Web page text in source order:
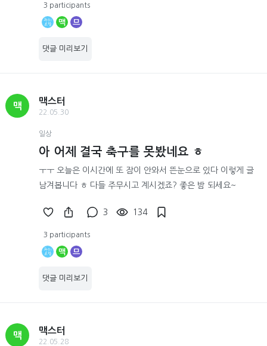
3 participants
맥 므
댓글 미리보기
맥
맥스터
22.05.30
일상
아 어제 결국 축구를 못봤네요 ㅎ
ㅜㅜ 오늘은 이시간에 또 잠이 안와서 뜬눈으로 있다 이렇게 글
남겨봅니다 ㅎ 다들 주무시고 계시겠죠? 좋은 밤 되세요~
3 134
3 participants
맥 므
댓글 미리보기
맥
맥스터
22.05.28